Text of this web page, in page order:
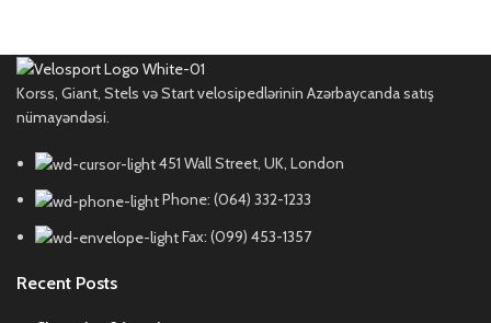
Korss, Giant, Stels və Start velosipedlərinin Azərbaycanda satış
nümayəndəsi.
451 Wall Street, UK, London
Phone: (064) 332-1233
Fax: (099) 453-1357
Recent Posts